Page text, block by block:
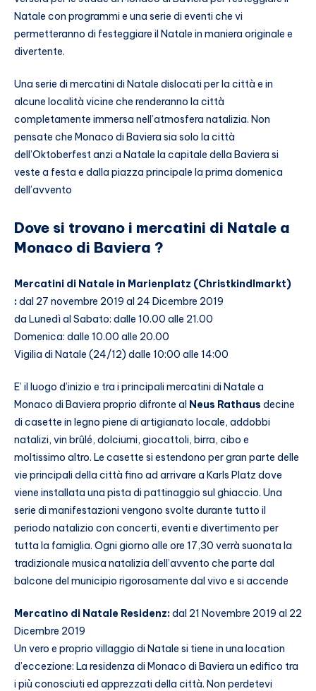
Natale con programmi e una serie di eventi che vi
permetteranno di festeggiare il Natale in maniera originale e
divertente.
Una serie di mercatini di Natale dislocati per la città e in
alcune località vicine che renderanno la città
completamente immersa nell’atmosfera natalizia. Non
pensate che Monaco di Baviera sia solo la città
dell’Oktoberfest anzi a Natale la capitale della Baviera si
veste a festa e dalla piazza principale la prima domenica
dell’avvento
Dove si trovano i mercatini di Natale a
Monaco di Baviera ?
Mercatini di Natale in Marienplatz (Christkindlmarkt)
:dal 27 novembre 2019 al 24 Dicembre 2019
da Lunedì al Sabato: dalle 10.00 alle 21.00
Domenica: dalle 10.00 alle 20.00
Vigilia di Natale (24/12) dalle 10:00 alle 14:00
E’ il luogo d’inizio e tra i principali mercatini di Natale a
Monaco di Baviera proprio difronte al Neus Rathaus decine
di casette in legno piene di artigianato locale, addobbi
natalizi, vin brûlé, dolciumi, giocattoli, birra, cibo e
moltissimo altro. Le casette si estendono per gran parte delle
vie principali della città fino ad arrivare a Karls Platz dove
viene installata una pista di pattinaggio sul ghiaccio. Una
serie di manifestazioni vengono svolte durante tutto il
periodo natalizio con concerti, eventi e divertimento per
tutta la famiglia. Ogni giorno alle ore 17,30 verrà suonata la
tradizionale musica natalizia dell’avvento che parte dal
balcone del municipio rigorosamente dal vivo e si accende
Mercatino di Natale Residenz:dal 21 Novembre 2019 al 22
Dicembre 2019
Un vero e proprio villaggio di Natale si tiene in una location
d’eccezione: La residenza di Monaco di Baviera un edifico tra
i più conosciuti ed apprezzati della città. Non perdetevi